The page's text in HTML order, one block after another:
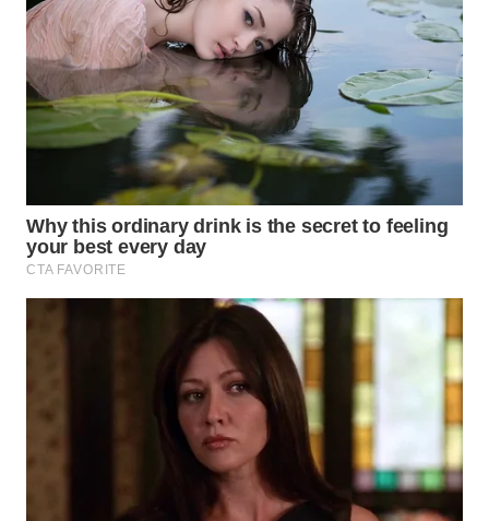
BINJAI
WN
CIREBON
INDRAMAYU
WN
KUNINGAN